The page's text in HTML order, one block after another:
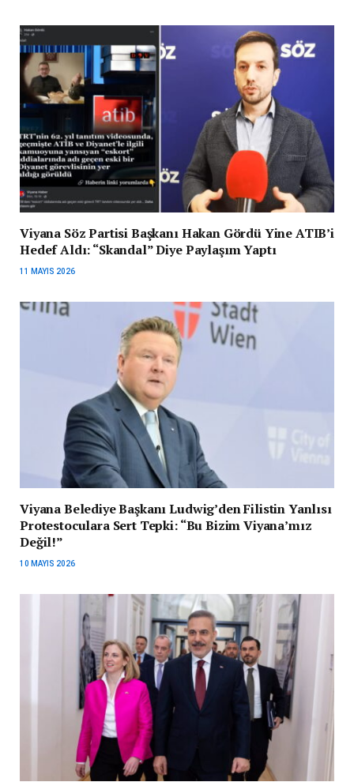
Viyana Söz Partisi Başkanı Hakan Gördü Yine ATIB’i
Hedef Aldı: “Skandal” Diye Paylaşım Yaptı
11 MAYIS 2026
Viyana Belediye Başkanı Ludwig’den Filistin Yanlısı
Protestoculara Sert Tepki: “Bu Bizim Viyana’mız
Değil!”
10 MAYIS 2026